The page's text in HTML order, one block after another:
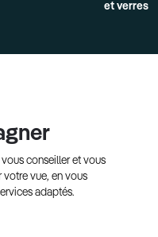
et verres
conseiller et vous
votre vue, en vous
adaptés.